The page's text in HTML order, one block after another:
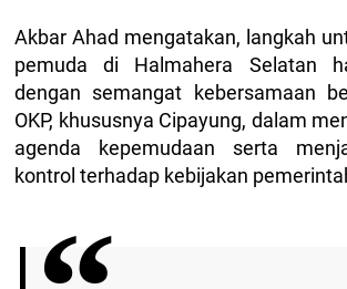
Akbar Ahad mengatakan, langkah
pemuda di Halmahera Selatan
dengan semangat kebersamaan
OKP, khususnya Cipayung, dalam
agenda kepemudaan serta
kontrol terhadap kebijakan